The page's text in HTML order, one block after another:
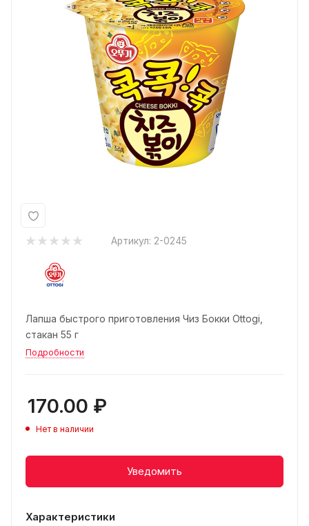
Артикул: 2-0245
Лапша быстрого приготовления Чиз Бокки Ottogi,
стакан 55 г
Подробности
170.00 ₽
Нет в наличии
Уведомить
Характеристики